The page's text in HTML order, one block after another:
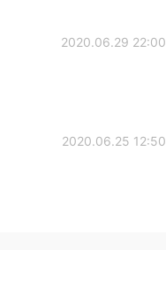
2020.06.29 22:00
2020.06.25 12:50